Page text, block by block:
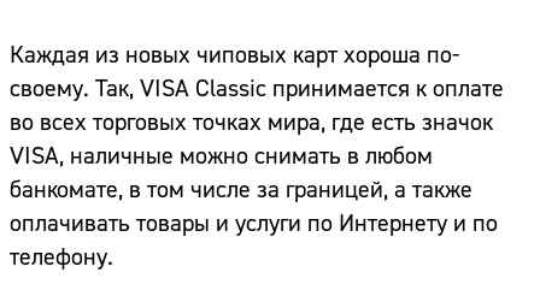
Каждая из новых чиповых карт хороша по-
своему. Так, VISA Classic принимается к оплате
во всех торговых точках мира, где есть значок
VISA, наличные можно снимать в любом
банкомате, в том числе за границей, а также
оплачивать товары и услуги по Интернету и по
телефону.